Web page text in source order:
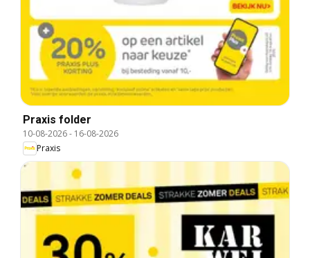
Praxis folder
10-08-2026- 16-08-2026
Praxis